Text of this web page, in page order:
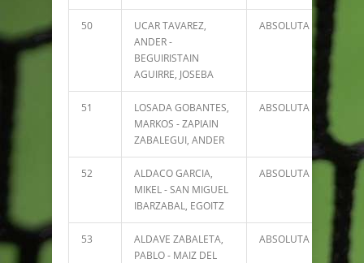
50
UCAR TAVAREZ,
ANDER -
BEGUIRISTAIN
AGUIRRE, JOSEBA
ABSOLUTA
51
LOSADA GOBANTES,
MARKOS - ZAPIAIN
ZABALEGUI, ANDER
ABSOLUTA
52
ALDACO GARCIA,
MIKEL - SAN MIGUEL
IBARZABAL, EGOITZ
ABSOLUTA 3042
53
ALDAVE ZABALETA,
PABLO - MAIZ DEL
ABSOLUTA 3025